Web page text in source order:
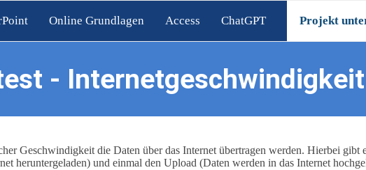
Online Grundlagen Access ChatGPT Projekt
-
Geschwindigkeit die Daten über das Internet übertragen werden. Hierbei gibt
heruntergeladen) und einmal den Upload (Daten werden in das Internet